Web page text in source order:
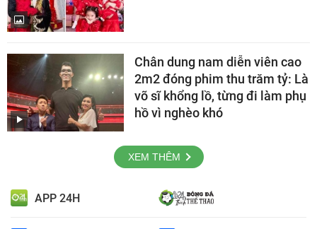
Chân dung nam diễn viên cao
2m2 đóng phim thu trăm tỷ: Là
võ sĩ khổng lồ, từng đi làm phụ
hồ vì nghèo khó
XEM THÊM
APP 24H